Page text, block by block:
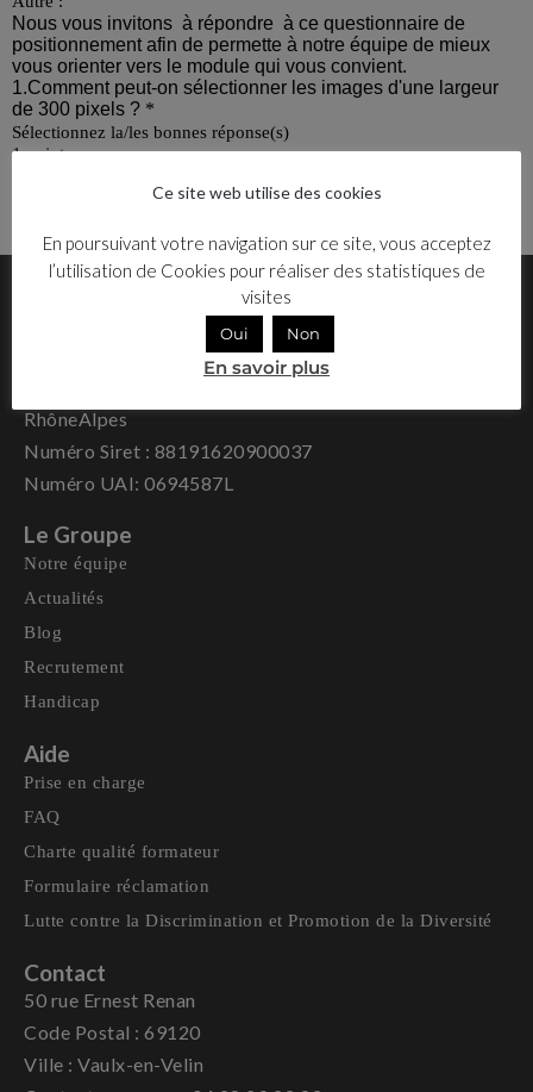
Déclaration d’activité enregistrée sous le numéro N°
RhôneAlpes
Numéro Siret : 88191620900037
Numéro UAI: 0694587L
Le Groupe
Notre équipe
Actualités
Blog
Recrutement
Handicap
Aide
Prise en charge
FAQ
Charte qualité formateur
Formulaire réclamation
Lutte contre la Discrimination et Promotion de la Diversité
Contact
50 rue Ernest Renan
Code Postal : 69120
Ville : Vaulx-en-Velin
Ce site web utilise des cookies
En poursuivant votre navigation sur ce site, vous acceptez
l’utilisation de Cookies pour réaliser des statistiques de
visites
Oui Non
En savoir plus